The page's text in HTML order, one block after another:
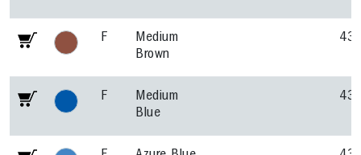
F
Medium
Brown
F
Medium
Blue